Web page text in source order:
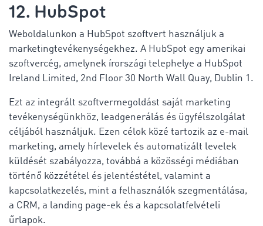
12. HubSpot
Weboldalunkon a HubSpot szoftvert használjuk a
marketingtevékenységekhez. A HubSpot egy amerikai
szoftvercég, amelynek írországi telephelye a HubSpot
Ireland Limited, 2nd Floor 30 North Wall Quay, Dublin 1.
Ezt az integrált szoftvermegoldást saját marketing
tevékenységünkhöz, leadgenerálás és ügyfélszolgálat
céljából használjuk. Ezen célok közé tartozik az e-mail
marketing, amely hírlevelek és automatizált levelek
küldését szabályozza, továbbá a közösségi médiában
történő közzététel és jelentéstétel, valamint a
kapcsolatkezelés, mint a felhasználók szegmentálása,
a CRM, a landing page-ek és a kapcsolatfelvételi
űrlapok.